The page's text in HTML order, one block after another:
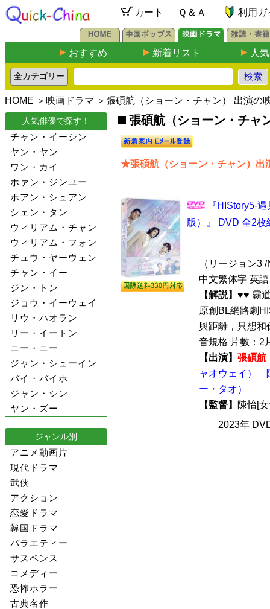
カート Ｑ＆Ａ 利用ガ
おすすめ 新着リスト 人
HOME ＞ 映画ドラマ ＞張碩航（ショーン・チャン） 出演の
人気俳優で探す！
チャン・イーシン
ヤン・ヤン
ワン・カイ
ホァン・ジンユー
ホアン・シュアン
シェン・タン
ウィリアム・チャン
ウィリアム・フォン
チュウ・ヤーウェン
チャン・イー
ジン・トン
ジョウ・イーウェイ
リウ・ハオラン
リー・イートン
ニー・ニー
ジャン・シューイン
バイ・バイホ
ジャン・シン
ヤン・ズー
ジャンル別
アニメ動画片
現代ドラマ
武侠
アクション
恋愛ドラマ
韓国ドラマ
バラエティー
サスペンス
コメディー
恐怖ホラー
古典名作
張碩航（ショーン・チャ
★張碩航（ショーン・チャン）出
『HIStory5-
版）』 DVD 全2枚
（リージョン3
中文繁体字 英
【解説】 ♥♥ 霸
原創BL網路劇
與距離，只想和
音規格 片數：2
【出演】 張碩航
ャオウェイ）
ー・タオ）
【監督】
陳怡[
2023年